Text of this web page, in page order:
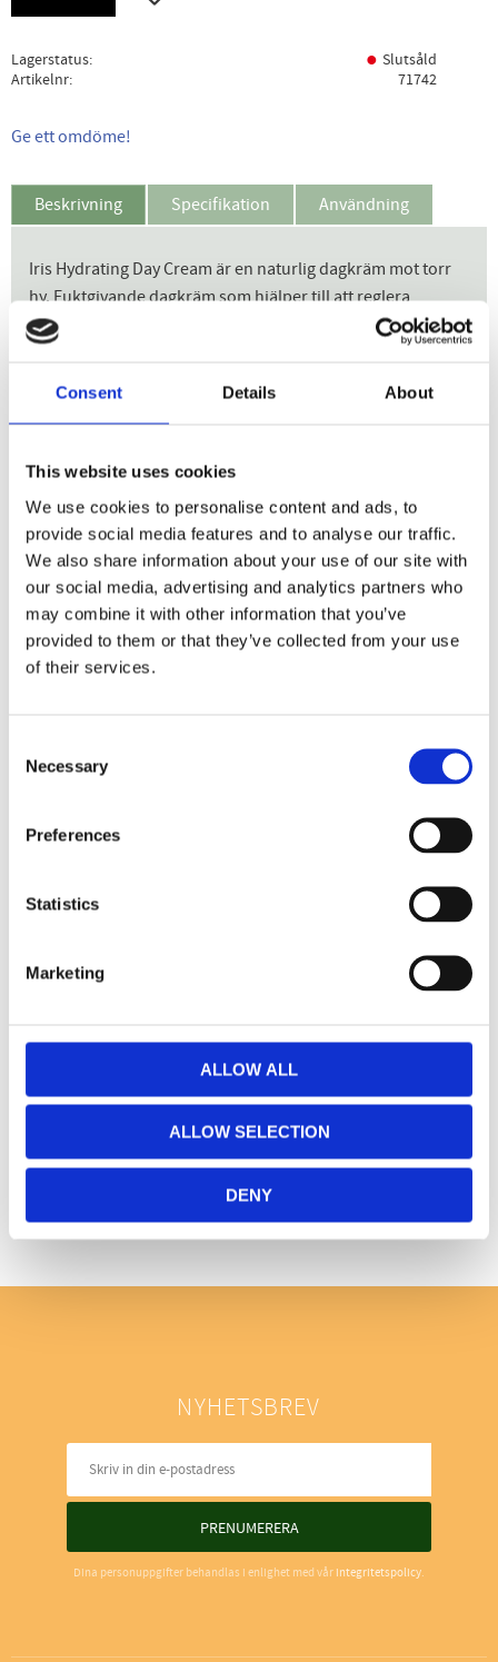
Consent Details About
This website uses cookies
We use cookies to personalise content and ads, to
provide social media features and to analyse our traffic.
We also share information about your use of our site with
our social media, advertising and analytics partners who
may combine it with other information that you’ve
provided to them or that they’ve collected from your use
of their services.
Selection
Necessary
Preferences
Statistics
Marketing
ALLOW ALL
ALLOW SELECTION
DENY
Lagerstatus
Slutsåld
Artikelnr
71742
Ge ett omdöme!
Beskrivning Specifikation Användning
Iris Hydrating Day Cream är en naturlig dagkräm mot torr
hy. Fuktgivande dagkräm som hjälper till att reglera
hudens naturliga fukt- och fettbalans. Innehåller
fuktgivande irisrot och jojobaolja som tas upp lätt av
Fördelar
Fuktgivande dagkräm som hjälper till att reglera
En naturlig dagkräm mot torr hy
Innehåller fuktgivande irisrot och mjukgörande
jojobaolja, som ger len hy
Omdömen
Bli den första att lämna ett omdöme.
NYHETSBREV
PRENUMERERA
Dina personuppgifter behandlas i enlighet med vår integritetspolicy.